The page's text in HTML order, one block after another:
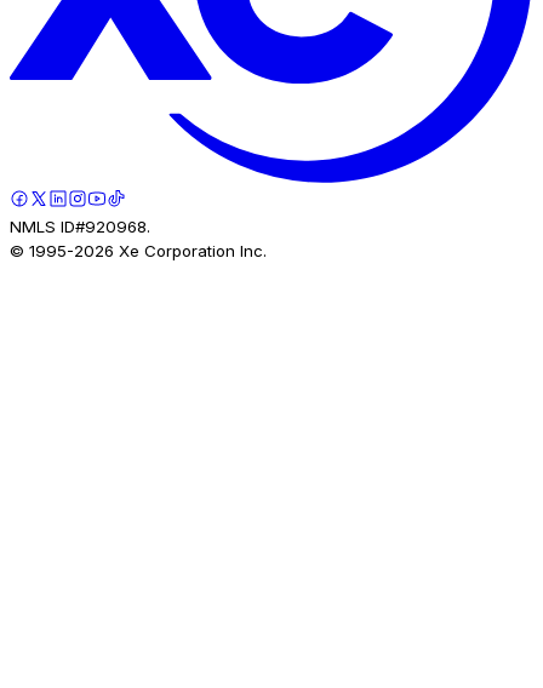
NMLS ID#920968.
© 1995-2026 Xe Corporation Inc.